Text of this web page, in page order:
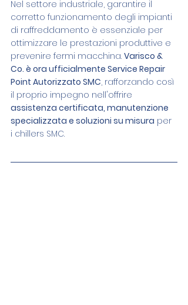
Nel settore industriale, garantire il
corretto funzionamento degli impianti
di raffreddamento è essenziale per
ottimizzare le prestazioni produttive e
prevenire fermi macchina. Varisco &
Co. è ora ufficialmente Service Repair
Point Autorizzato SMC, rafforzando così
il proprio impegno nell'offrire
assistenza certificata, manutenzione
specializzata e soluzioni su misura per
i chillers SMC.